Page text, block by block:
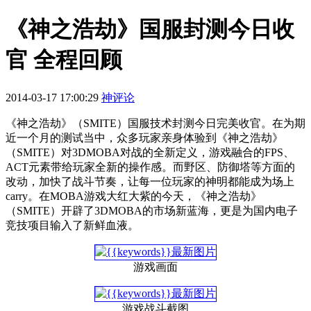
《神之浩劫》国服封测今日收
官 全程回顾
2014-03-17 17:00:29 神评论
《神之浩劫》（SMITE）国服技术封测今日完美收官。在为期
近一个月的测试当中，众多玩家亲身体验到《神之浩劫》
（SMITE）对3DMOBA对战的全新定义，游戏融合的FPS、
ACT元素带给玩家全新的操作感。而野区、防御塔等方面的
改动，加快了战斗节奏，让每一位玩家的神明都能成为场上
carry。在MOBA游戏大红大紫的今天，《神之浩劫》
（SMITE）开辟了3DMOBA的市场新蓝海，更是为国内电子
竞技项目输入了新鲜血液。
游戏画面
游戏战斗截图